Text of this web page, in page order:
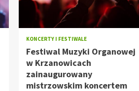
KONCERTY I FESTIWALE
Festiwal Muzyki Organowej
w Krzanowicach
zainaugurowany
mistrzowskim koncertem